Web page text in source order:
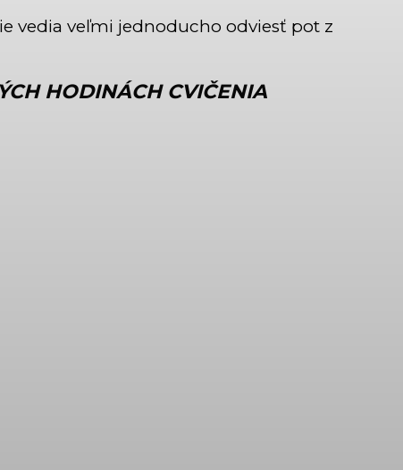
vedia veľmi jednoducho odviesť pot z
HODINÁCH CVIČENIA